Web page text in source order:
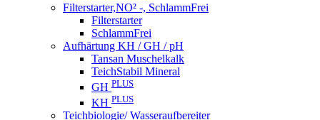
Filterstarter,NO² -, SchlammFrei
Filterstarter
SchlammFrei
Aufhärtung KH / GH / pH
Tansan Muschelkalk
TeichStabil Mineral
GH PLUS
KH PLUS
Teichbiologie/ Wasseraufbereiter